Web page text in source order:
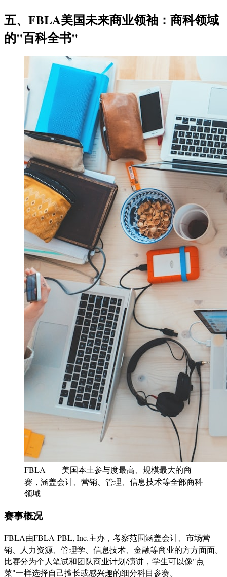
五、FBLA美国未来商业领袖：商科领域
的"百科全书"
FBLA——美国本土参与度最高、规模最大的商
赛，涵盖会计、营销、管理、信息技术等全部商科
领域
赛事概况
FBLA由FBLA-PBL, Inc.主办，考察范围涵盖会计、市场营
销、人力资源、管理学、信息技术、金融等商业的方方面面。
比赛分为个人笔试和团队商业计划/演讲，学生可以像"点
菜"一样选择自己擅长或感兴趣的细分科目参赛。